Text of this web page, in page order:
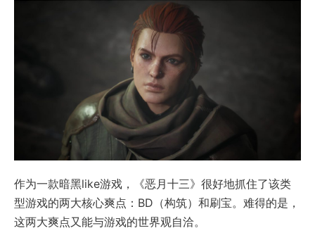
作为一款暗黑like游戏，《恶月十三》很好地抓住了该类
型游戏的两大核心爽点：BD（构筑）和刷宝。难得的是，
这两大爽点又能与游戏的世界观自洽。